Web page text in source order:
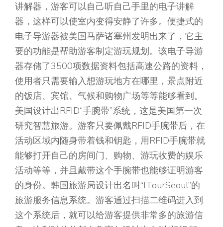
讲解器，游客可以自己听自己手里的电子讲解
器，这样可以使室内变得安静了许多。便捷式的
电子导游器被美国马萨诸塞州发明出来了，它主
要的功能是帮助游客制定游玩规划。该电子导游
器存储了3500项数据资料包括高速公路的资料，
使用者只需要输入想游玩地方在哪里，景点附近
的饭店、宾馆、气候和购物广场等等能够看到。
美国设计出RFID“手腕带”系统，这是美国第一次
研究智慧旅游。游客只要佩戴RFID手腕带后，在
活动区域内随身带着钱和钥匙，用RFID手腕带就
能够打开自己的房间门、购物、游玩收费的娱乐
活动等等，并且戴带这个手腕带也能够证明游客
的身份。韩国旅游局设计出名叫“ITourSeoul”的
旅游服务信息系统。游客通过扫描二维码进入到
这个系统后，就可以给游客提供非常多的旅游信